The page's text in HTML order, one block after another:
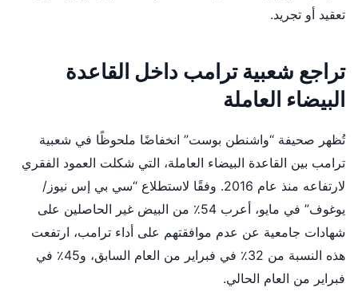
تعقيد أو تجريد.
تراجع شعبية ترامب داخل القاعدة
البيضاء العاملة
تُظهر صحيفة “واشنطن بوست” انخفاضًا ملحوظًا في شعبية
ترامب بين القاعدة البيضاء العاملة، التي شكلت العمود الفقري
لارتفاعه منذ عام 2016. وفقًا لاستطلاع “سي بي إس نيوز/
يوغوف” في مايو، أعرب 54٪ من البيض غير الحاصلين على
شهادات جامعية عن عدم موافقتهم على أداء ترامب، ارتفعت
هذه النسبة من 32٪ في فبراير من العام السابق، و45٪ في
فبراير من العام الحالي.